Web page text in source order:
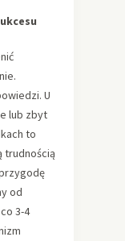
U
lub zbyt
to
trudnością
od
3-4